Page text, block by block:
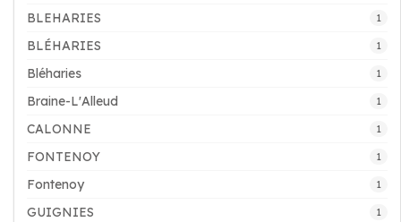
BLEHARIES 1
BLÉHARIES 1
Bléharies 1
Braine-L'Alleud 1
CALONNE 1
FONTENOY 1
Fontenoy 1
GUIGNIES 1